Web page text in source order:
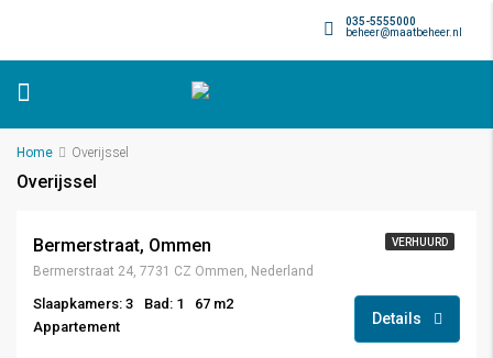
035-5555000
beheer@maatbeheer.nl
Home Overijssel
Overijssel
VERHUURD
Bermerstraat, Ommen
Bermerstraat 24, 7731 CZ Ommen, Nederland
Slaapkamers: 3 Bad: 1
67 m2
Appartement
Details